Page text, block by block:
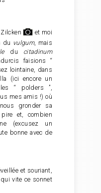
et moi
du vulgum, mais
du citadinum
faisions “
lointaine, dans
(ici encore un
“ polders ”,
mes amis !) où
gronder sa
et, combien
(excusez un
bonne avec de
et souriant,
qui vite ce sonnet